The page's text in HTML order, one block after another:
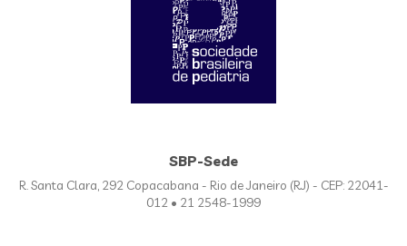
SBP-Sede
R. Santa Clara, 292 Copacabana - Rio de Janeiro (RJ) - CEP: 22041-
012 • 21 2548-1999